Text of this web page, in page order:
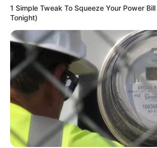
Pfizer's Billion-Dollar Nightmare:
Viagra For This 87¢ Aisle 7 Blue Pill
1 Simple Tweak To Squeeze Your Power
Tonight)